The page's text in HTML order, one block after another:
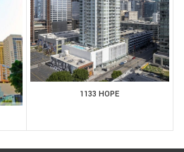
1133 HOPE